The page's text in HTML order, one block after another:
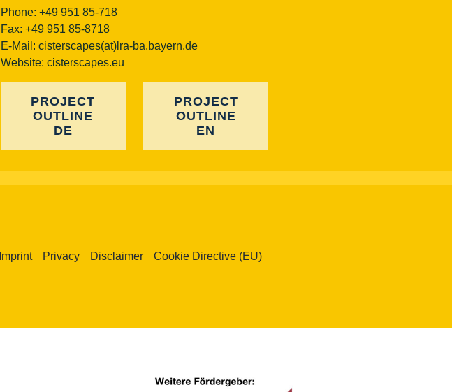
Phone: +49 951 85-718
Fax: +49 951 85-8718
E-Mail: cisterscapes(at)lra-ba.bayern.de
Website: cisterscapes.eu
PROJECT
OUTLINE
DE
PROJECT
OUTLINE
EN
Imprint Privacy Disclaimer Cookie Directive (EU)